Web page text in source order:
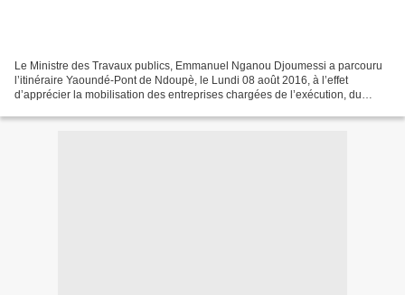
Le Ministre des Travaux publics, Emmanuel Nganou Djoumessi a parcouru
l’itinéraire Yaoundé-Pont de Ndoupè, le Lundi 08 août 2016, à l’effet
d’apprécier la mobilisation des entreprises chargées de l’exécution, du